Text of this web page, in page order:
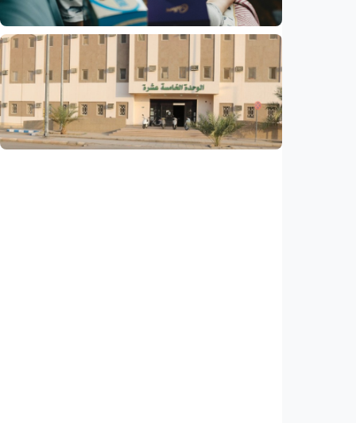
Humaniora
Larangan medsos untuk anak di Australia
sukses, pengguna turun 10 persen
Indonesia•31 Jul 2026